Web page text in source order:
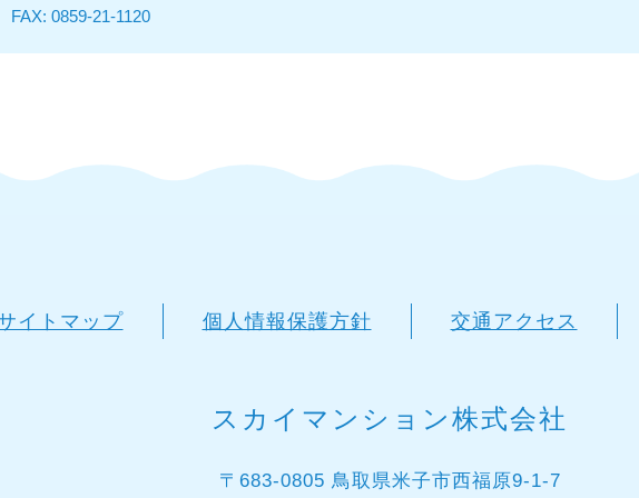
0859-21-1120
イトマップ 個人情報保護方針 交通アクセス
スカイマンション株式会社
〒683-0805 鳥取県米子市西福原9-1-7